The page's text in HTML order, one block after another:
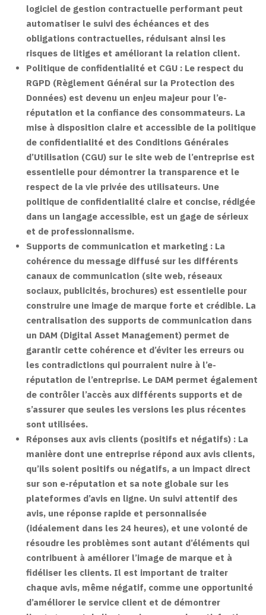
logiciel de gestion contractuelle performant peut
automatiser le suivi des échéances et des
obligations contractuelles, réduisant ainsi les
risques de litiges et améliorant la relation client.
Politique de confidentialité et CGU : Le respect du
RGPD (Règlement Général sur la Protection des
Données) est devenu un enjeu majeur pour l’e-
réputation et la confiance des consommateurs. La
mise à disposition claire et accessible de la politique
de confidentialité et des Conditions Générales
d’Utilisation (CGU) sur le site web de l’entreprise est
essentielle pour démontrer la transparence et le
respect de la vie privée des utilisateurs. Une
politique de confidentialité claire et concise, rédigée
dans un langage accessible, est un gage de sérieux
et de professionnalisme.
Supports de communication et marketing : La
cohérence du message diffusé sur les différents
canaux de communication (site web, réseaux
sociaux, publicités, brochures) est essentielle pour
construire une image de marque forte et crédible. La
centralisation des supports de communication dans
un DAM (Digital Asset Management) permet de
garantir cette cohérence et d’éviter les erreurs ou
les contradictions qui pourraient nuire à l’e-
réputation de l’entreprise. Le DAM permet également
de contrôler l’accès aux différents supports et de
s’assurer que seules les versions les plus récentes
sont utilisées.
Réponses aux avis clients (positifs et négatifs) : La
manière dont une entreprise répond aux avis clients,
qu’ils soient positifs ou négatifs, a un impact direct
sur son e-réputation et sa note globale sur les
plateformes d’avis en ligne. Un suivi attentif des
avis, une réponse rapide et personnalisée
(idéalement dans les 24 heures), et une volonté de
résoudre les problèmes sont autant d’éléments qui
contribuent à améliorer l’image de marque et à
fidéliser les clients. Il est important de traiter
chaque avis, même négatif, comme une opportunité
d’améliorer le service client et de démontrer